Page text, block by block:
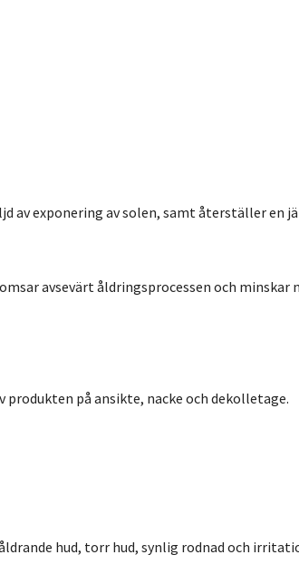
exponering av solen, samt återställer en
avsevärt åldringsprocessen och minskar
produkten på ansikte, nacke och dekolletage.
hud, torr hud, synlig rodnad och